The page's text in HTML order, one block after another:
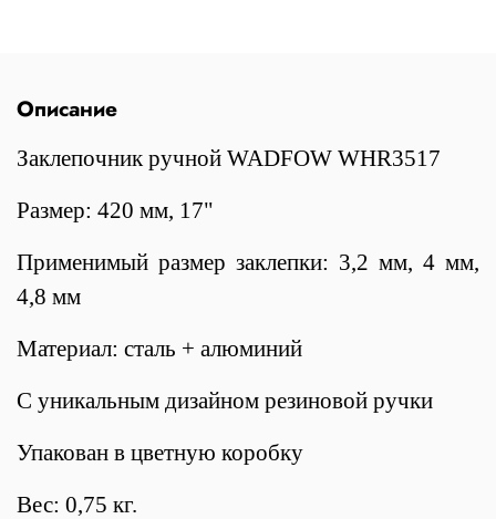
Описание
Зaклeпoчник ручной WADFOW WHR3517
Размер: 420 мм, 17"
Применимый размер заклепки: 3,2 мм, 4 мм,
4,8 мм
Материал: сталь + алюминий
С уникальным дизайном резиновой ручки
Упакован в цветную коробку
Вес: 0,75 кг.